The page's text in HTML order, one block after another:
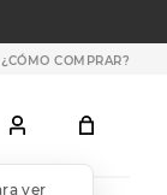
¿CÓMO COMPRAR?